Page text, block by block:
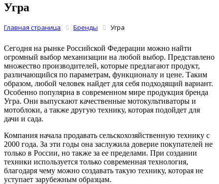
Угра
Главная страница Бренды Угра
Сегодня на рынке Российской Федерации можно найти
огромный выбор механизации на любой выбор. Представлено
множество производителей, которые предлагают продукт,
различающийся по параметрам, функционалу и цене. Таким
образом, любой человек найдет для себя подходящий вариант.
Особенно популярна в современном мире продукция бренда
Угра. Они выпускают качественные мотокультиваторы и
мотоблоки, а также другую технику, которая подойдет для
дачи и сада.
Компания начала продавать сельскохозяйственную технику с
2000 года. За эти годы она заслужила доверие покупателей не
только в России, но также за ее пределами. При создании
техники используется только современная технология,
благодаря чему можно создавать такую технику, которая не
уступает зарубежным образцам.